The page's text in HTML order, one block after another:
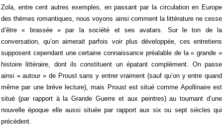
Zola, entre cent autres exemples, en passant par la circulation en Europe
des thèmes romantiques, nous voyons ainsi comment la littérature ne cesse
d’être « brassée » par la société et ses avatars. Sur le ton de la
conversation, qu’on aimerait parfois voir plus développée, ces entretiens
supposent cependant une certaine connaissance préalable de la « grande »
histoire littéraire, dont ils constituent un épatant complément. On passe
ainsi « autour » de Proust sans y entrer vraiment (sauf qu’on y entre quand
même par une brève lecture), mais Proust est situé comme Apollinaire est
situé (par rapport à la Grande Guerre et aux peintres) au tournant d’une
nouvelle époque elle aussi située par rapport aux six ou sept siècles qui
précèdent.